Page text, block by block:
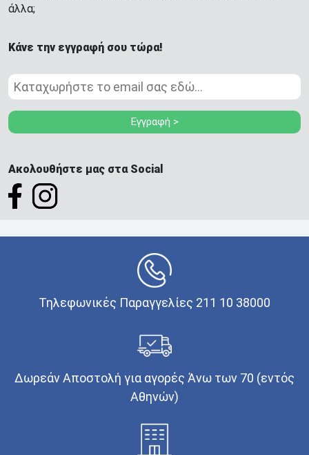
άλλα;
Κάνε την εγγραφή σου τώρα!
Εγγραφή >
Ακολουθήστε μας στα Social
Τηλεφωνικές Παραγγελίες 211 10 38000
Δωρεάν Αποστολή για αγορές Άνω των 70 (εντός
Αθηνών)